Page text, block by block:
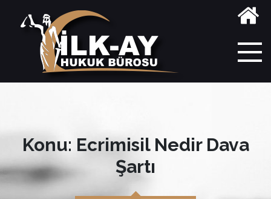
Konu: Ecrimisil Nedir Dava
Şartı